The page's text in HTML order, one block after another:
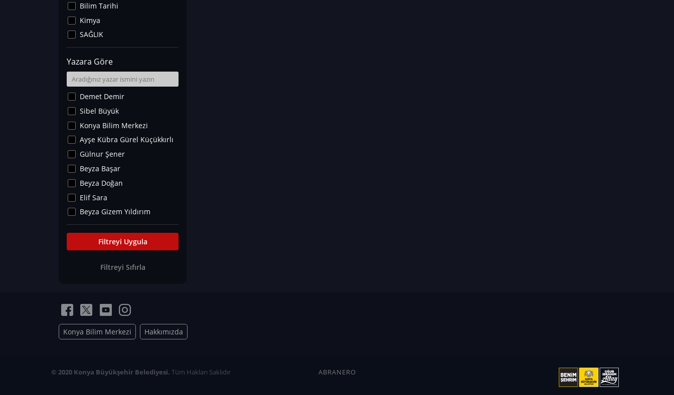
Bilim Tarihi
Kimya
SAĞLIK
Sanat Tarihi
Fizik
Yer Bilimleri
Astronomi ve Uzay
Noroloji
Matematik
Teknoloji
İklim Değişikliği
Arkeoloji
Kültür&Sanat
Yaşam Tavsiyeleri
Merakoloji
Eğitim Bilimleri
Yazara Göre
Demet Demir
Sibel Büyük
Konya Bilim Merkezi
Ayşe Kübra Gürel Küçükkırlı
Gülnur Şener
Beyza Başar
Beyza Doğan
Elif Sara
Beyza Gizem Yıldırım
İlknur İyigökler
Büşra Elif Kıvrak
Can TORUN
Elif Sara
Ayşe Edanur Başer
Gözde Düriye Alkan
Ceren Eda Erol
Filtreyi Uygula
Filtreyi Sıfırla
Konya Bilim Merkezi Hakkımızda
© 2020 Konya Büyükşehir Belediyesi. Tüm Hakları Saklıdır ABRANERO